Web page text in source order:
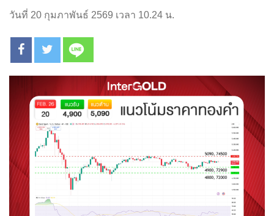
วันที่ 20 กุมภาพันธ์ 2569 เวลา 10.24 น.